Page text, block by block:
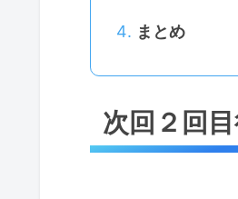
まとめ
次回２回